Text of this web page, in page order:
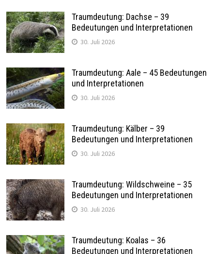
Traumdeutung: Dachse – 39
Bedeutungen und Interpretationen
30. Juli 2026
Traumdeutung: Aale – 45 Bedeutungen
und Interpretationen
30. Juli 2026
Traumdeutung: Kälber – 39
Bedeutungen und Interpretationen
30. Juli 2026
Traumdeutung: Wildschweine – 35
Bedeutungen und Interpretationen
30. Juli 2026
Traumdeutung: Koalas – 36
Bedeutungen und Interpretationen